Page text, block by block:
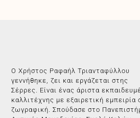
Ο Χρήστος Ραφαήλ Τριανταφύλλου
γεννήθηκε, ζει και εργάζεται στης
Σέρρες. Είναι ένας άριστα
καλλιτέχνης με εξαιρετική εμπειρία
ζωγραφική. Σπούδασε στο